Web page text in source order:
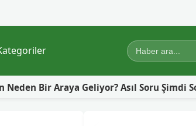
Asıl Soru Şimdi Sorulmalı!